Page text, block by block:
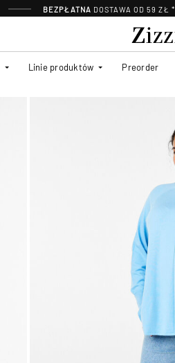
BEZPŁATNA DOSTAWA OD 59 ZŁ *
Linie produktów Preorder